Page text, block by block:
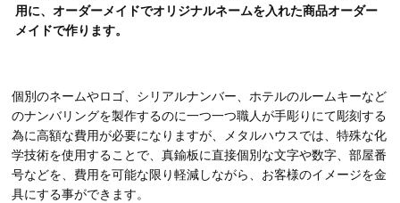
用に、オーダーメイドでオリジナルネームを入れた商品オーダー
メイドで作ります。
個別のネームやロゴ、シリアルナンバー、ホテルのルームキーなど
のナンバリングを製作するのに一つ一つ職人が手彫りにて彫刻する
為に高額な費用が必要になりますが、メタルハウスでは、特殊な化
学技術を使用することで、真鍮板に直接個別な文字や数字、部屋番
号などを、費用を可能な限り軽減しながら、お客様のイメージを金
具にする事ができます。